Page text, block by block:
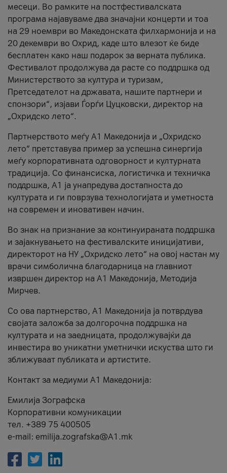
месеци. Во рамките на постфестивалската
програма најавуваме два значајни концерти и тоа
на 29 ноември во Македонската филхармонија и на
20 декември во Охрид, каде што влезот ќе биде
бесплатен како наш подарок за верната публика.
Фестивалот продолжува да расте со поддршка од
Министерството за култура и туризам,
Претседателот на државата, нашите партнери и
спонзори“, изјави Ѓорѓи Цуцковски, директор на
„Охридско лето“.
Партнерството меѓу A1 Македонија и „Охридско
лето“ претставува пример за успешна синергија
меѓу корпоративната одговорност и културната
традиција. Со финансиска, логистичка и техничка
поддршка, A1 ја унапредува достапноста до
културата и ги поврзува технологијата и уметноста
на современ и иновативен начин.
Во знак на признание за континуираната поддршка
и зајакнувањето на фестивалските иницијативи,
директорот на НУ „Охридско лето“ на овој настан му
врачи симболична благодарница на главниот
извршен директор на A1 Македонија, Методија
Мирчев.
Со ова партнерство, A1 Македонија ја потврдува
својата заложба за долгорочна поддршка на
културата и на заедницата, продолжувајќи да
инвестира во уникатни уметнички искуства што ги
зближуваат публиката и артистите.
Контакт за медиуми А1 Македонија:
Емилија Зографска
Корпоративни комуникации
тел. +389 75 400505
e-mail: emilija.zografska@A1.mk